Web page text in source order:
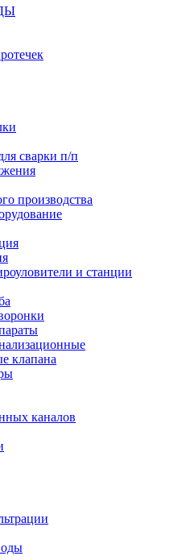
сварки п/п
производства
и станции
клапана
каналов